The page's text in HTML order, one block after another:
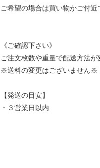
ご希望の場合は買い物かご付
《ご確認下さい》
ご注文枚数や重量で配送方法が
※送料の変更はございません※
【発送の目安】
・３営業日以内